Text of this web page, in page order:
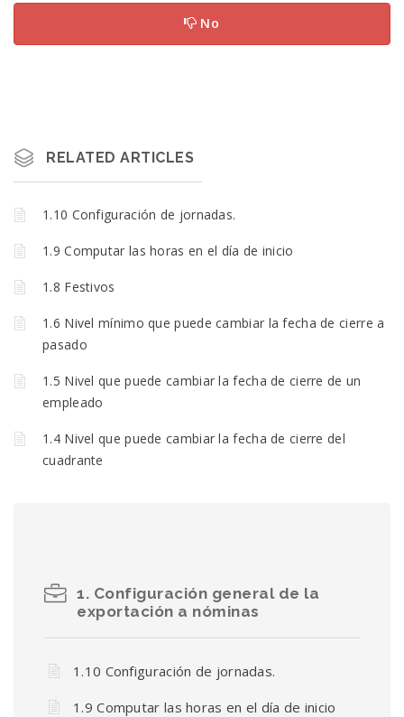
No
RELATED ARTICLES
1.10 Configuración de jornadas.
1.9 Computar las horas en el día de inicio
1.8 Festivos
1.6 Nivel mínimo que puede cambiar la fecha de cierre a
pasado
1.5 Nivel que puede cambiar la fecha de cierre de un
empleado
1.4 Nivel que puede cambiar la fecha de cierre del
cuadrante
1. Configuración general de la
exportación a nóminas
1.10 Configuración de jornadas.
1.9 Computar las horas en el día de inicio